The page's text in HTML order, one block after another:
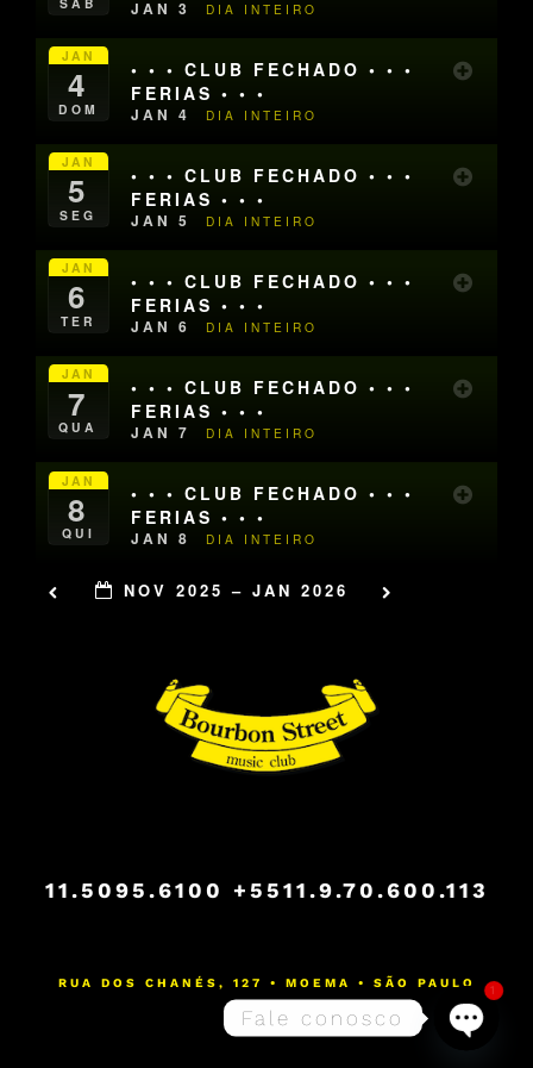
JAN 3 DIA INTEIRO
JAN
4
DOM
• • • CLUB FECHADO • • •
FERIAS • • •
JAN 4 DIA INTEIRO
JAN
5
SEG
• • • CLUB FECHADO • • •
FERIAS • • •
JAN 5 DIA INTEIRO
JAN
6
TER
• • • CLUB FECHADO • • •
FERIAS • • •
JAN 6 DIA INTEIRO
JAN
7
QUA
• • • CLUB FECHADO • • •
FERIAS • • •
JAN 7 DIA INTEIRO
JAN
8
QUI
• • • CLUB FECHADO • • •
FERIAS • • •
JAN 8 DIA INTEIRO
NOV 2025 – JAN 2026
11.5095.6100 +5511.9.70.600.113
RUA DOS CHANÉS, 127 • MOEMA • SÃO PAULO
Fale conosco
1